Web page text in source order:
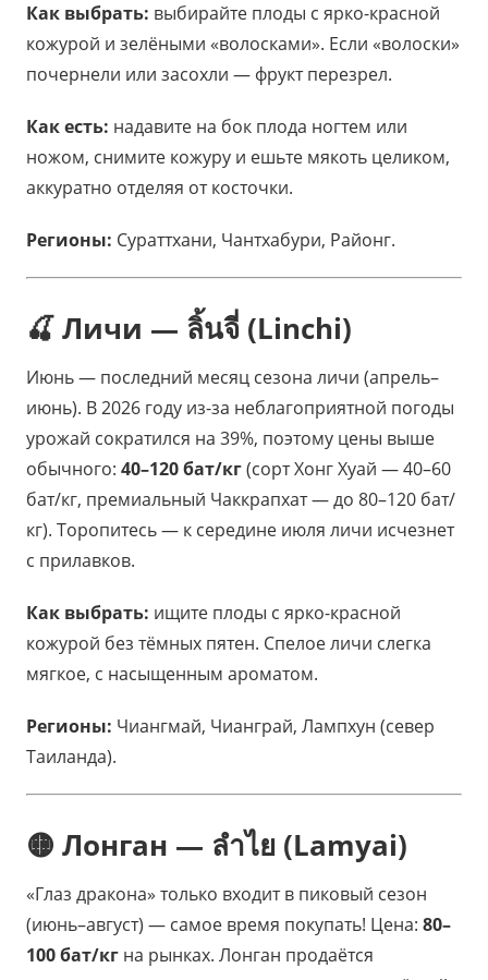
Как выбрать: выбирайте плоды с ярко-красной
кожурой и зелёными «волосками». Если «волоски»
почернели или засохли — фрукт перезрел.
Как есть: надавите на бок плода ногтем или
ножом, снимите кожуру и ешьте мякоть целиком,
аккуратно отделяя от косточки.
Регионы: Сураттхани, Чантхабури, Районг.
🍒 Личи — ลิ้นจี่ (Linchi)
Июнь — последний месяц сезона личи (апрель–
июнь). В 2026 году из-за неблагоприятной погоды
урожай сократился на 39%, поэтому цены выше
обычного: 40–120 бат/кг(сорт Хонг Хуай — 40–60
бат/кг, премиальный Чаккрапхат — до 80–120 бат/
кг). Торопитесь — к середине июля личи исчезнет
с прилавков.
Как выбрать: ищите плоды с ярко-красной
кожурой без тёмных пятен. Спелое личи слегка
мягкое, с насыщенным ароматом.
Регионы: Чиангмай, Чианграй, Лампхун (север
Таиланда).
🟡 Лонган — ลำไย (Lamyai)
«Глаз дракона» только входит в пиковый сезон
(июнь–август) — самое время покупать! Цена: 80–
100 бат/кг на рынках. Лонган продаётся